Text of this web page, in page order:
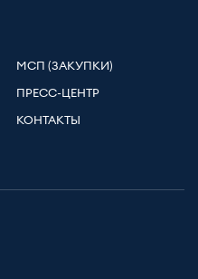
МСП (ЗАКУПКИ)
ПРЕСС-ЦЕНТР
КОНТАКТЫ